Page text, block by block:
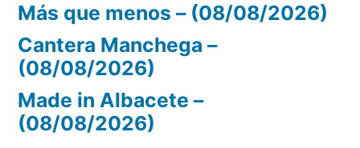
Más que menos – (08/08/2026)
Cantera Manchega –
(08/08/2026)
Made in Albacete –
(08/08/2026)